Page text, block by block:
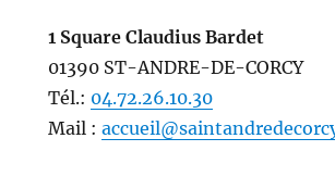
1 Square Claudius Bardet
01390 ST-ANDRE-DE-CORCY
Tél.: 04.72.26.10.30
Mail :